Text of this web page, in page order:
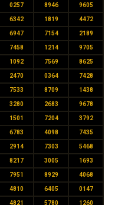
0257 8946 9605
6342 1819 4472
6947 7154 2189
7458 1214 9705
1092 7569 8625
2470 0364 7428
7533 8709 1438
3280 2683 9678
1501 7204 3792
6783 4098 7435
2914 7303 5468
8217 3005 1693
7951 8929 4068
4810 6405 0147
4821 5780 1260